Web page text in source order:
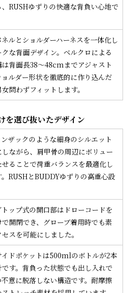
RUSHゆずりの快適な背負い心地で
ルとショルダーハーネスを一体化し
な背面デザイン。ベルクロによる
背面長38〜48cmまでアジャスト
ルダー形状を徹底的に作り込んだ
問わずフィットします。
を選び抜いたデザイン
ンザックのような細身のシルエット
しながら、肩甲骨の周辺にボリュー
せることで荷重バランスを最適化し
。RUSHとBUDDYゆずりの高重心設
トップ式の開口部はドローコードを
開閉でき、グローブ着用時でも素
スを可能にしました。
イドポケットは500mlのボトルが2本
です。背負った状態でも出し入れで
不意に脱落しない構造です。耐摩擦